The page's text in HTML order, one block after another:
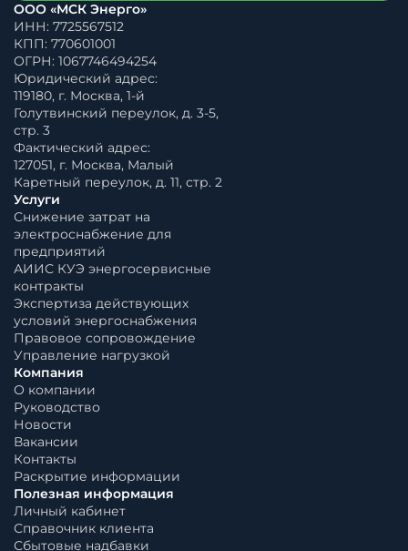
ООО «МСК Энерго»
ИНН: 7725567512
КПП: 770601001
ОГРН: 1067746494254
Юридический адрес:
119180, г. Москва, 1-й
Голутвинский переулок, д. 3-5,
стр. 3
Фактический адрес:
127051, г. Москва, Малый
Каретный переулок, д. 11, стр. 2
Услуги
Снижение затрат на
электроснабжение для
предприятий
АИИС КУЭ энергосервисные
контракты
Экспертиза действующих
условий энергоснабжения
Правовое сопровождение
Управление нагрузкой
Компания
О компании
Руководство
Новости
Вакансии
Контакты
Раскрытие информации
Полезная информация
Личный кабинет
Справочник клиента
Сбытовые надбавки